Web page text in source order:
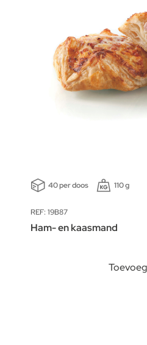
40 per doos 110 g
REF: 19B87
Ham- en kaasmand